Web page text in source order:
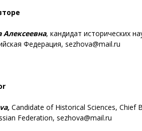
Алексеевна, кандидат исторических
Федерация, sezhova@mail.ru
Candidate of Historical Sciences, Chief
Federation, sezhova@mail.ru